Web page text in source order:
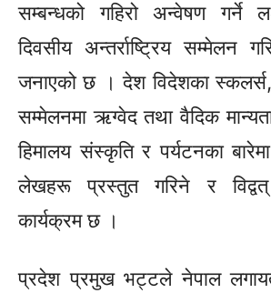
सम्बन्धको गहिरो अन्वेषण गर्ने
दिवसीय अन्तर्राष्ट्रिय सम्मेलन
जनाएको छ । देश विदेशकास्कलर्स,
सम्मेलनमा ऋग्वेद तथा वैदिक
हिमालय संस्कृति र पर्यटनका
लेखहरूप्रस्तुत गरिने रविद्वत्
कार्यक्रम छ ।
प्रदेश प्रमुख भट्टले नेपाल